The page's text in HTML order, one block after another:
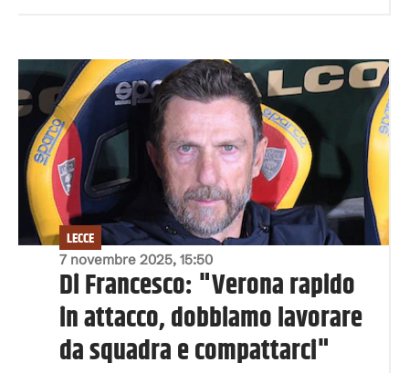
7 novembre 2025, 15:50
LECCE
Di Francesco: "Verona rapido
in attacco, dobbiamo lavorare
da squadra e compattarci"